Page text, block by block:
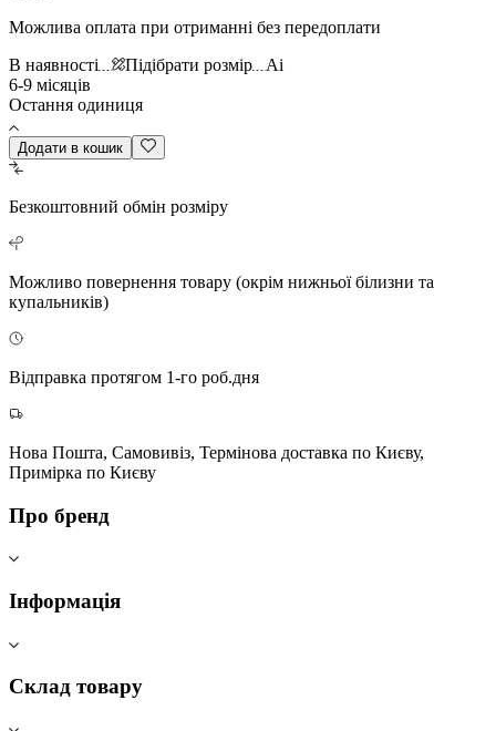
Можлива оплата при отриманні без передоплати
В наявності
Підібрати розмір
Ai
6-9 місяців
Остання одиниця
Додати в кошик
Безкоштовний обмін розміру
Можливо повернення товару (окрім нижньої білизни та
купальників)
Відправка протягом 1-го роб.дня
Нова Пошта, Самовивіз, Термінова доставка по Києву,
Примірка по Києву
Про бренд
Інформація
Склад товару